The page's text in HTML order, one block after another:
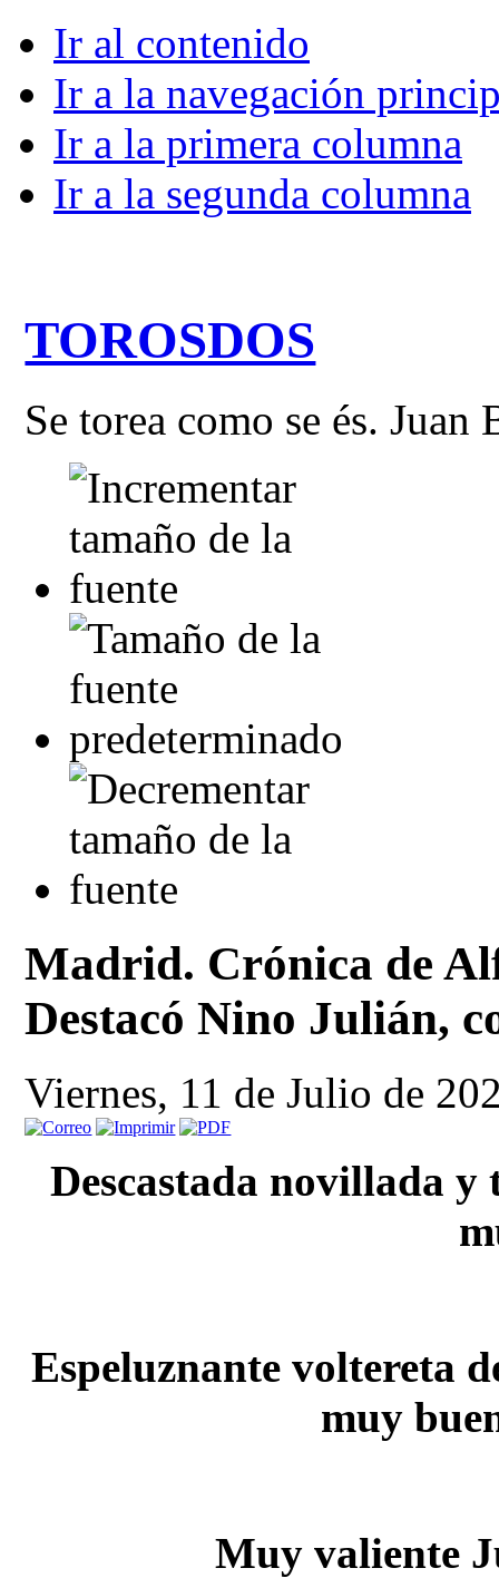
Ir al contenido
Ir a la navegación
Ir a la primera columna
Ir a la segunda columna
TOROSDOS
Se torea como se és. Juan
Madrid. Crónica de
Destacó Nino Julián,
Viernes, 11 de Julio de
Descastada novillada y
Espeluznante voltereta
muy
Muy valiente